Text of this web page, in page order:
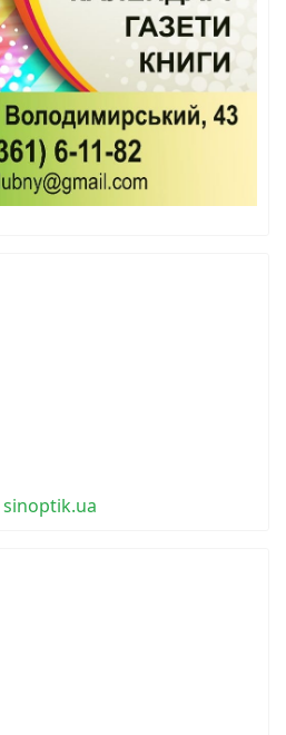
sinoptik.ua